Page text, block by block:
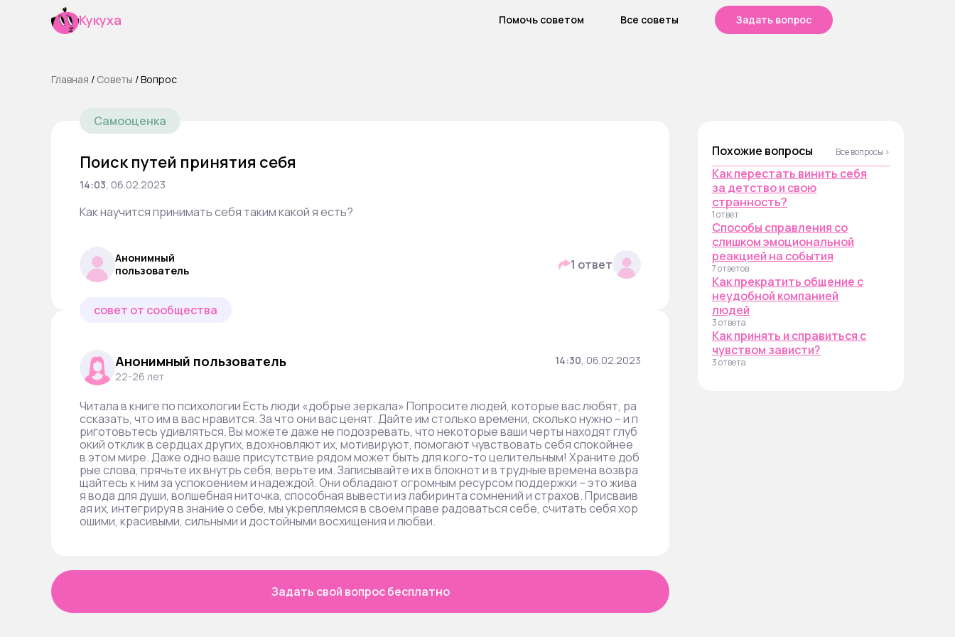
Кукуха Помочь советом Все советы Задать вопрос
Главная / Cоветы /Вопрос
Самооценка
Поиск путей принятия себя
14:03, 06.02.2023
Как научится принимать себя таким какой я есть?
Анонимный
пользователь
1 ответ
совет от сообщества
Анонимный пользователь
22-26 лет
14:30, 06.02.2023
Читала в книге по психологии Есть люди «добрые зеркала» Попросите людей, которые вас любят, ра
ссказать, что им в вас нравится. За что они вас ценят. Дайте им столько времени, сколько нужно – и п
риготовьтесь удивляться. Вы можете даже не подозревать, что некоторые ваши черты находят глуб
окий отклик в сердцах других, вдохновляют их, мотивируют, помогают чувствовать себя спокойнее
в этом мире. Даже одно ваше присутствие рядом может быть для кого-то целительным! Храните доб
рые слова, прячьте их внутрь себя, верьте им. Записывайте их в блокнот и в трудные времена возвра
щайтесь к ним за успокоением и надеждой. Они обладают огромным ресурсом поддержки – это жива
я вода для души, волшебная ниточка, способная вывести из лабиринта сомнений и страхов. Присваив
ая их, интегрируя в знание о себе, мы укрепляемся в своем праве радоваться себе, считать себя хор
ошими, красивыми, сильными и достойными восхищения и любви.
Задать свой вопрос бесплатно
Похожие вопросы Все вопросы ›
Как перестать винить себя
за детство и свою
странность?
1 ответ
Способы справления со
слишком эмоциональной
реакцией на события
7 ответов
Как прекратить общение с
неудобной компанией
людей
3 ответа
Как принять и справиться с
чувством зависти?
3 ответа